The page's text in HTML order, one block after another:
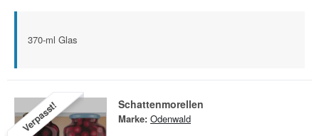
370-ml Glas
Verpasst! Schattenmorellen
Marke: Odenwald